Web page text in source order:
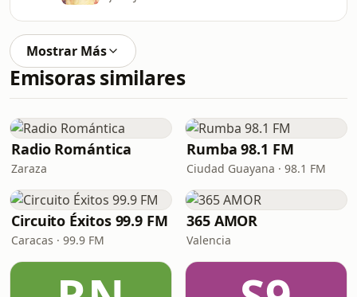
Mostrar Más
Emisoras similares
Radio Romántica
Zaraza
Rumba 98.1 FM
Ciudad Guayana · 98.1 FM
Circuito Éxitos 99.9 FM
Caracas · 99.9 FM
365 AMOR
Valencia